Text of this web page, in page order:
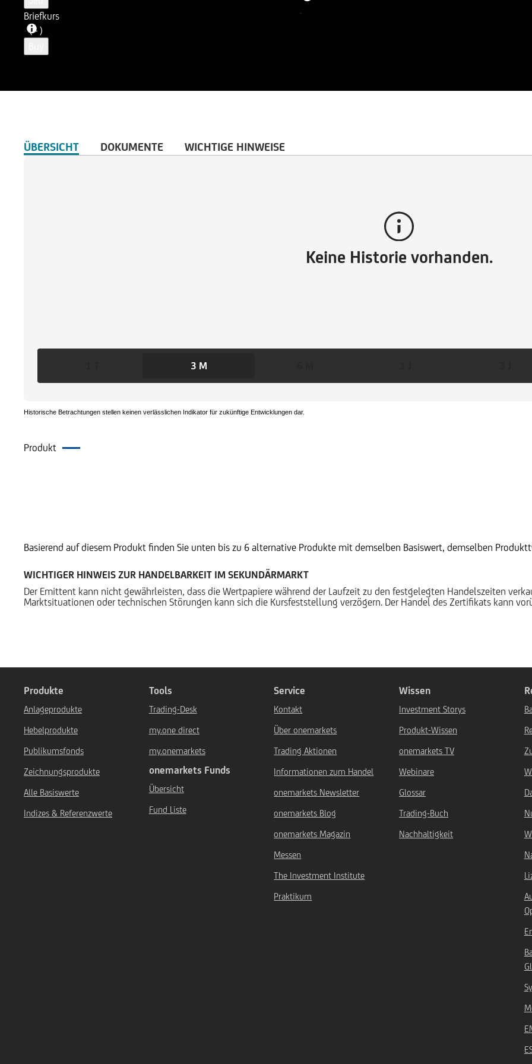
Briefkurs
-( - )
-
ÜBERSICHT DOKUMENTE WICHTIGE HINWEISE
Keine Historie vorhanden.
3 M
Historische Betrachtungen stellen keinen verlässlichen Indikator für zukünftige Entwicklungen dar.
Produkt
Basierend auf diesem Produkt finden Sie unten bis zu 6 alternative Produkte mit demselben Basiswert, demselben
WICHTIGER HINWEIS ZUR HANDELBARKEIT IM SEKUNDÄRMARKT
Der Emittent kann nicht gewährleisten, dass die Wertpapiere während der Laufzeit zu den festgelegten Handelszeiten
Marktsituationen oder technischen Störungen kann sich die Kursfeststellung verzögern. Der Handel des Zertifikats kann
Produkte
Anlageprodukte
Hebelprodukte
Publikumsfonds
Zeichnungsprodukte
Alle Basiswerte
Indizes & Referenzwerte
Tools
Trading-Desk
my.one direct
my.onemarkets
onemarkets Funds
Übersicht
Fund Liste
Service
Kontakt
Über onemarkets
Trading Aktionen
Informationen zum Handel
onemarkets Newsletter
onemarkets Blog
onemarkets Magazin
Messen
The Investment Institute
Praktikum
Wissen
Investment Storys
Produkt-Wissen
onemarkets TV
Webinare
Glossar
Trading-Buch
Nachhaltigkeit